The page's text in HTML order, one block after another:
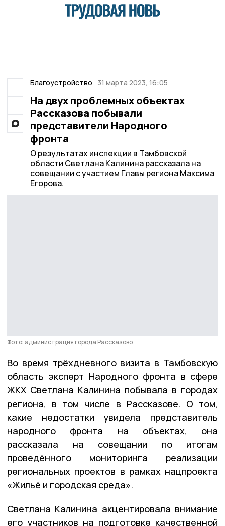
Благоустройство 31 марта 2023, 16:05
На двух проблемных объектах
Рассказова побывали
представители Народного
фронта
О результатах инспекции в Тамбовской
области Светлана Калинина рассказала на
совещании с участием Главы региона Максима
Егорова.
Фото: администрация города Рассказово
Во время трёхдневного визита в Тамбовскую
область эксперт Народного фронта в сфере
ЖКХ Светлана Калинина побывала в городах
региона, в том числе в Рассказове. О том,
какие недостатки увидела представитель
народного фронта на объектах, она
рассказала на совещании по итогам
проведённого мониторинга реализации
региональных проектов в рамках нацпроекта
«Жильё и городская среда».
Светлана Калинина акцентировала внимание
его участников на подготовке качественной